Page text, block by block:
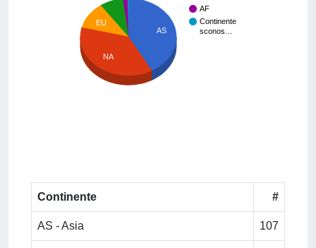
AF
Continente
sconos…
AS
EU
NA
Continente #
AS - Asia 107